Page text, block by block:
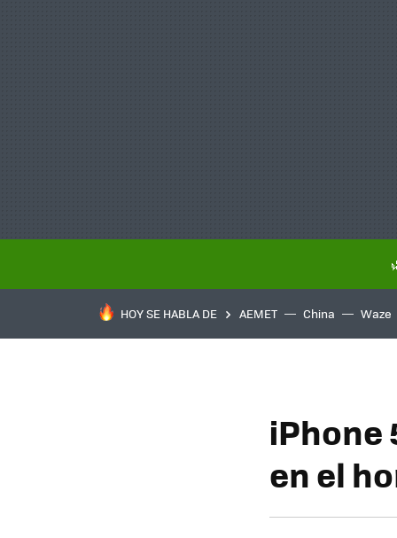
HOY SE HABLA DE AEMET China Waze
iPhone
en el